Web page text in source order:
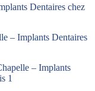
Dentaires chez
– Implants Dentaires
– Implants
1